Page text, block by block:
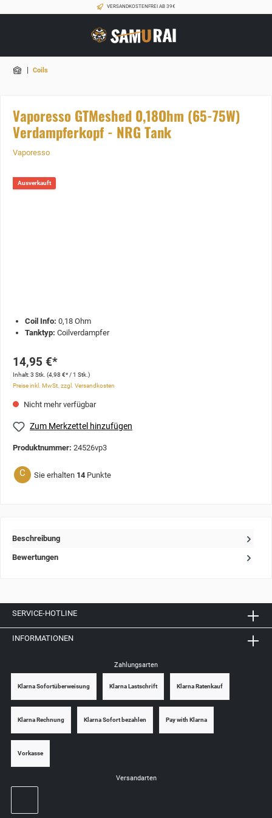
VERSANDKOSTENFREI AB 39€
| Coils
Vaporesso GTMeshed 0,18Ohm (65-75W)
Verdampferkopf - NRG Tank
Vaporesso
Ausverkauft
Coil Info: 0,18 Ohm
Tanktyp: Coilverdampfer
14,95 €*
Inhalt:3 Stk. (4,98 €* / 1 Stk.)
Preise inkl. MwSt. zzgl. Versandkosten
Nicht mehr verfügbar
Zum Merkzettel hinzufügen
Produktnummer: 24526vp3
C Sie erhalten 14 Punkte
Beschreibung
Bewertungen
SERVICE-HOTLINE
INFORMATIONEN
Zahlungsarten
Klarna Sofortüberweisung Klarna Lastschrift Klarna Ratenkauf
Klarna Rechnung Klarna Sofort bezahlen Pay with Klarna
Vorkasse
Versandarten